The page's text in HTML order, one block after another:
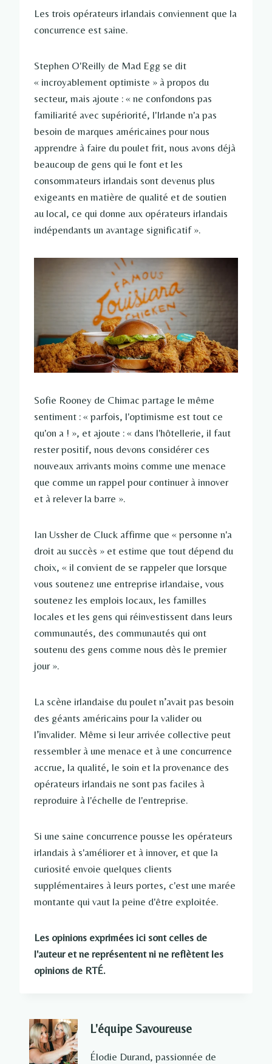
Les trois opérateurs irlandais conviennent que la
concurrence est saine.
Stephen O'Reilly de Mad Egg se dit
« incroyablement optimiste » à propos du
secteur, mais ajoute : « ne confondons pas
familiarité avec supériorité, l'Irlande n'a pas
besoin de marques américaines pour nous
apprendre à faire du poulet frit, nous avons déjà
beaucoup de gens qui le font et les
consommateurs irlandais sont devenus plus
exigeants en matière de qualité et de soutien
au local, ce qui donne aux opérateurs irlandais
indépendants un avantage significatif ».
Sofie Rooney de Chimac partage le même
sentiment : « parfois, l'optimisme est tout ce
qu'on a ! », et ajoute : « dans l'hôtellerie, il faut
rester positif, nous devons considérer ces
nouveaux arrivants moins comme une menace
que comme un rappel pour continuer à innover
et à relever la barre ».
Ian Ussher de Cluck affirme que « personne n'a
droit au succès » et estime que tout dépend du
choix, « il convient de se rappeler que lorsque
vous soutenez une entreprise irlandaise, vous
soutenez les emplois locaux, les familles
locales et les gens qui réinvestissent dans leurs
communautés, des communautés qui ont
soutenu des gens comme nous dès le premier
jour ».
La scène irlandaise du poulet n’avait pas besoin
des géants américains pour la valider ou
l’invalider. Même si leur arrivée collective peut
ressembler à une menace et à une concurrence
accrue, la qualité, le soin et la provenance des
opérateurs irlandais ne sont pas faciles à
reproduire à l'échelle de l'entreprise.
Si une saine concurrence pousse les opérateurs
irlandais à s'améliorer et à innover, et que la
curiosité envoie quelques clients
supplémentaires à leurs portes, c'est une marée
montante qui vaut la peine d'être exploitée.
Les opinions exprimées ici sont celles de
l'auteur et ne représentent ni ne reflètent les
opinions de RTÉ.
L'équipe Savoureuse
Élodie Durand, passionnée de